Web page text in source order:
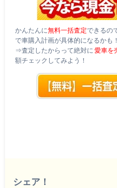
かんたんに無料一括査定できるの
で車購入計画が具体的になるかも！
⇒査定したからって絶対に愛車を
額チェックしてみよう！
シェア！